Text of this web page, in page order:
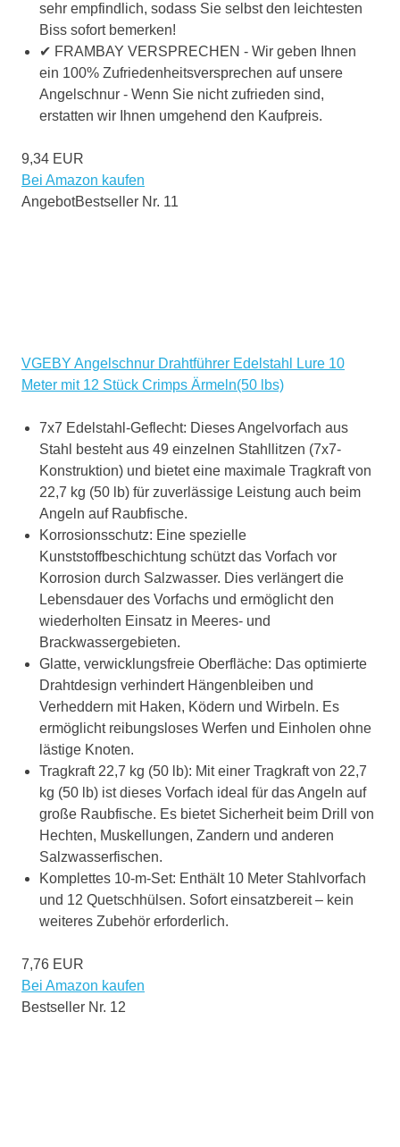
sehr empfindlich, sodass Sie selbst den leichtesten
Biss sofort bemerken!
✔ FRAMBAY VERSPRECHEN - Wir geben Ihnen
ein 100% Zufriedenheitsversprechen auf unsere
Angelschnur - Wenn Sie nicht zufrieden sind,
erstatten wir Ihnen umgehend den Kaufpreis.
9,34 EUR
Bei Amazon kaufen
AngebotBestseller Nr. 11
VGEBY Angelschnur Drahtführer Edelstahl Lure 10
Meter mit 12 Stück Crimps Ärmeln(50 lbs)
7x7 Edelstahl-Geflecht: Dieses Angelvorfach aus
Stahl besteht aus 49 einzelnen Stahllitzen (7x7-
Konstruktion) und bietet eine maximale Tragkraft von
22,7 kg (50 lb) für zuverlässige Leistung auch beim
Angeln auf Raubfische.
Korrosionsschutz: Eine spezielle
Kunststoffbeschichtung schützt das Vorfach vor
Korrosion durch Salzwasser. Dies verlängert die
Lebensdauer des Vorfachs und ermöglicht den
wiederholten Einsatz in Meeres- und
Brackwassergebieten.
Glatte, verwicklungsfreie Oberfläche: Das optimierte
Drahtdesign verhindert Hängenbleiben und
Verheddern mit Haken, Ködern und Wirbeln. Es
ermöglicht reibungsloses Werfen und Einholen ohne
lästige Knoten.
Tragkraft 22,7 kg (50 lb): Mit einer Tragkraft von 22,7
kg (50 lb) ist dieses Vorfach ideal für das Angeln auf
große Raubfische. Es bietet Sicherheit beim Drill von
Hechten, Muskellungen, Zandern und anderen
Salzwasserfischen.
Komplettes 10-m-Set: Enthält 10 Meter Stahlvorfach
und 12 Quetschhülsen. Sofort einsatzbereit – kein
weiteres Zubehör erforderlich.
7,76 EUR
Bei Amazon kaufen
Bestseller Nr. 12